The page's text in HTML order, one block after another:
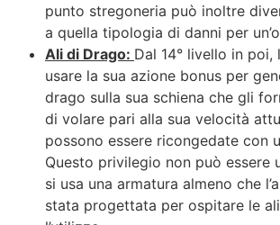
punto stregoneria può inoltre
a quella tipologia di danni per
Ali di Drago: Dal 14° livello in
usare la sua azione bonus per
drago sulla sua schiena che gli
di volare pari alla sua velocità
possono essere ricongedate con
Questo privilegio non può essere
si usa una armatura almeno che
stata progettata per ospitare le